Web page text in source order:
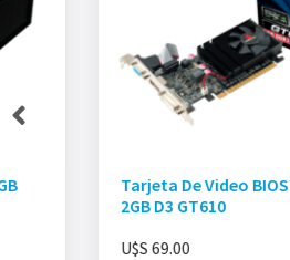
Tarjeta De Video
2GB D3 GT610
U$S 69.00